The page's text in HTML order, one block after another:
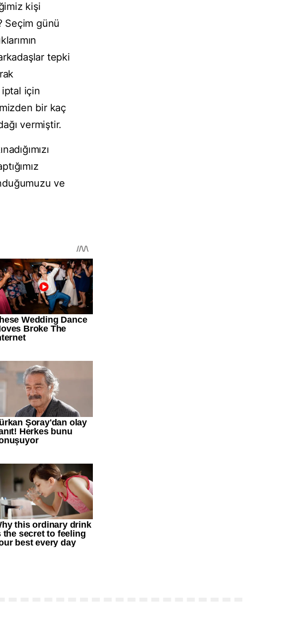
kişi
Seçim günü
tepki
için
bir kaç
vermiştir.
ve